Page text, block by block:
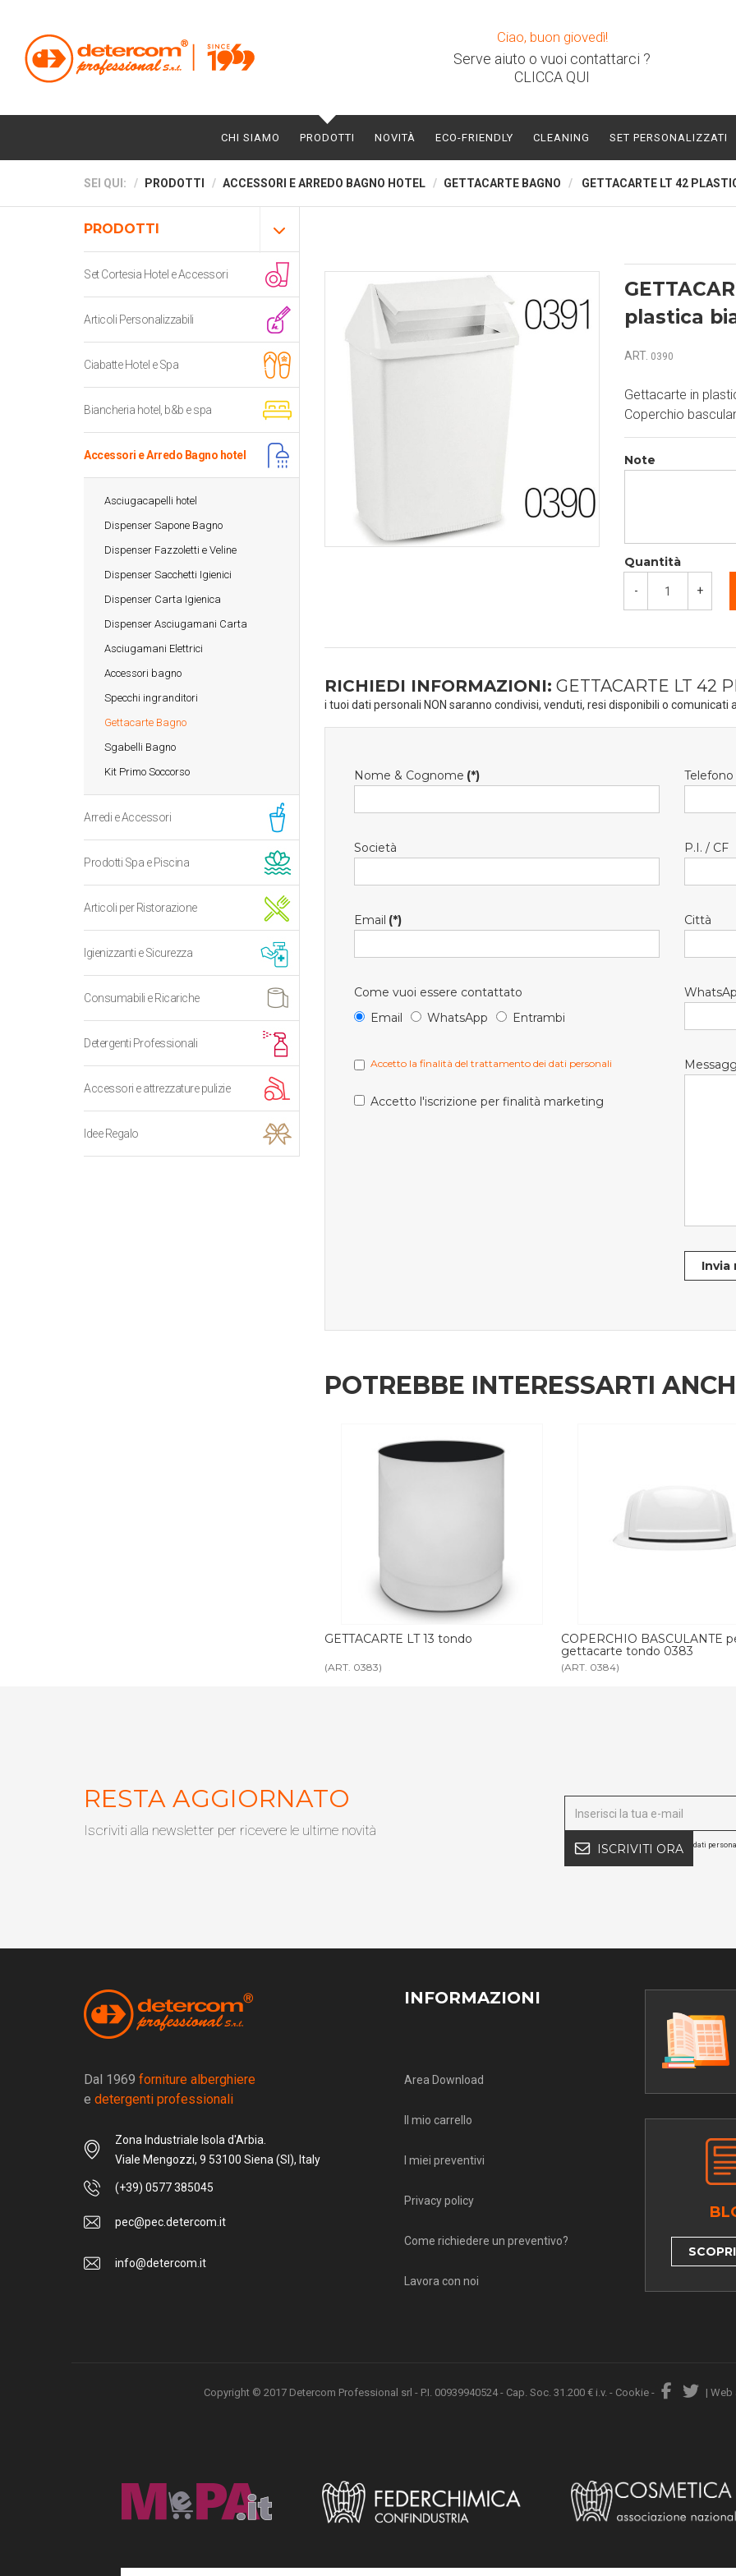
Ciao, buon giovedì!
Serve aiuto o vuoi contattarci ?
CLICCA QUI
CHI SIAMO PRODOTTI NOVITÀ ECO-FRIENDLY CLEANING SET PERSONALIZZATI
SEI QUI: PRODOTTI ACCESSORI E ARREDO BAGNO HOTEL GETTACARTE BAGNO GETTACARTE LT 42
PRODOTTI
Set Cortesia Hotel e Accessori
Articoli Personalizzabili
Ciabatte Hotel e Spa
Biancheria hotel, b&b e spa
Accessori e Arredo Bagno hotel
Asciugacapelli hotel
Dispenser Sapone Bagno
Dispenser Fazzoletti e Veline
Dispenser Sacchetti Igienici
Dispenser Carta Igienica
Dispenser Asciugamani Carta
Asciugamani Elettrici
Accessori bagno
Specchi ingranditori
Gettacarte Bagno
Sgabelli Bagno
Kit Primo Soccorso
Arredi e Accessori
Prodotti Spa e Piscina
Articoli per Ristorazione
Igienizzanti e Sicurezza
Consumabili e Ricariche
Detergenti Professionali
Accessori e attrezzature pulizie
Idee Regalo
plastica
ART. 0390
Gettacarte in
Coperchio
Note
Quantità
- +
RICHIEDI INFORMAZIONI: GETTACARTE LT 42
i tuoi dati personali NON saranno condivisi, venduti, resi disponibili o comunicati
Nome & Cognome (*) Telefono
Società P.I. / CF
Email (*) Città
Come vuoi essere contattato
Email
WhatsApp Entrambi
Accetto la finalità del trattamento dei dati personali
Accetto l'iscrizione per finalità marketing
Invia
POTREBBE INTERESSARTI
COPERCHIO BASCULANTE per
(ART. 0384)
FERMASACCO per
0383
(ART. 0688)
RESTA AGGIORNATO
Iscriviti alla newsletter per ricevere le ultime novità
ISCRIVITI ORA dati
Dal 1969 forniture alberghiere
e detergenti professionali
Zona Industriale Isola d'Arbia.
Viale Mengozzi, 9 53100 Siena (SI), Italy
(+39) 0577 385045
pec@pec.detercom.it
info@detercom.it
INFORMAZIONI
Area Download
Il mio carrello
I miei preventivi
Privacy policy
Come richiedere un preventivo?
Lavora con noi
Copyright © 2017 Detercom Professional srl - P.I. 00939940524 - Cap. Soc. 31.200 € i.v. - Cookie - | Web